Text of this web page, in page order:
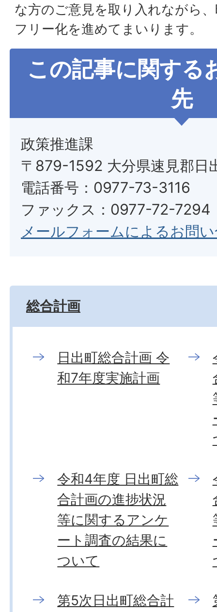
な方のご意見を取り入れながら
フリー化を進めてまいります。
この記事に関する
先
政策推進課
〒879-1592 大分県速見郡日
電話番号：0977-73-3116
ファックス：0977-72-7294
メールフォームによるお問
総合計画
日出町総合計画 令
和7年度実施計画
令和4年度 日出町総
合計画の進捗状況
等に関するアンケ
ート調査の結果に
ついて
第5次日出町総合計